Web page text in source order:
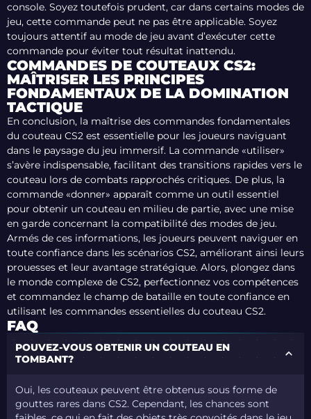
console. Soyez toutefois prudent, car dans certains modes de
jeu, cette commande peut ne pas être applicable. Soyez
toujours attentif au mode de jeu avant d’exécuter cette
commande pour éviter tout résultat inattendu.
COMMANDES DE COUTEAUX CS2:
MAÎTRISER LES PRINCIPES
FONDAMENTAUX DE LA DOMINATION
TACTIQUE
En conclusion, la maîtrise des commandes fondamentales
du couteau CS2 est essentielle pour les joueurs naviguant
dans le paysage du jeu immersif. La commande «utiliser»
s’avère indispensable, facilitant des transitions rapides vers le
couteau lors de combats rapprochés critiques. De plus, la
commande «donner» apparaît comme un outil essentiel
pour obtenir un couteau en milieu de partie, avec une mise
en garde concernant la compatibilité des modes de jeu.
Armés de ces informations, les joueurs peuvent naviguer en
toute confiance dans les scénarios CS2, améliorant ainsi leurs
prouesses et leur avantage stratégique. Alors, plongez dans
le monde complexe de CS2, perfectionnez vos compétences
et commandez le champ de bataille en toute confiance en
utilisant les commandes essentielles du couteau CS2.
FAQ
POUVEZ-VOUS OBTENIR UN COUTEAU EN
TOMBANT?
Oui, les couteaux peuvent être obtenus sous forme de
gouttes rares dans CS2. Cependant, les chances sont